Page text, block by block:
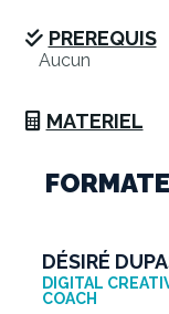
PREREQUIS
Aucun
MATERIEL
DÉSIRÉ
DIGITAL
COACH